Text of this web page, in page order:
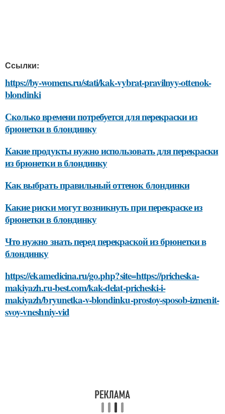
Ссылки:
https://by-womens.ru/stati/kak-vybrat-pravilnyy-ottenok-
blondinki
Сколько времени потребуется для перекраски из
брюнетки в блондинку
Какие продукты нужно использовать для перекраски
из брюнетки в блондинку
Как выбрать правильный оттенок блондинки
Какие риски могут возникнуть при перекраске из
брюнетки в блондинку
Что нужно знать перед перекраской из брюнетки в
блондинку
https://ekamedicina.ru/go.php?site=https://pricheska-
makiyazh.ru-best.com/kak-delat-pricheski-i-
makiyazh/bryunetka-v-blondinku-prostoy-sposob-izmenit-
svoy-vneshniy-vid